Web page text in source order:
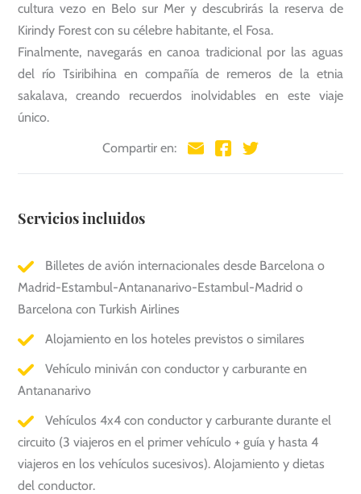
cultura vezo en Belo sur Mer y descubrirás la reserva de
Kirindy Forest con su célebre habitante, el Fosa.
Finalmente, navegarás en canoa tradicional por las aguas
del río Tsiribihina en compañía de remeros de la etnia
sakalava, creando recuerdos inolvidables en este viaje
único.
Compartir en:
Servicios incluidos
Billetes de avión internacionales desde Barcelona o
Madrid-Estambul-Antananarivo-Estambul-Madrid o
Barcelona con Turkish Airlines
Alojamiento en los hoteles previstos o similares
Vehículo miniván con conductor y carburante en
Antananarivo
Vehículos 4x4 con conductor y carburante durante el
circuito (3 viajeros en el primer vehículo + guía y hasta 4
viajeros en los vehículos sucesivos). Alojamiento y dietas
del conductor.